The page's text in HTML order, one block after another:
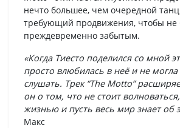
нечто большее, чем очередной
требующий продвижения, чтобы не
преждевременно забытым.
«Когда Тиесто поделился со мной
просто влюбилась в неё и не могла
слушать. Трек “The Motto”
он о том, что не стоит
жизнью и пусть весь мир знает об
Макс